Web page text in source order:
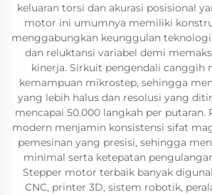
keluaran torsi dan akurasi posisional
motor ini umumnya memiliki
menggabungkan keunggulan
dan reluktansi variabel demi
kinerja. Sirkuit pengendali canggih
kemampuan mikrostep, sehingga
yang lebih halus dan resolusi yang
mencapai 50.000 langkah per putaran.
modern menjamin konsistensi sifat
pemesinan yang presisi, sehingga
minimal serta ketepatan
Stepper motor terbaik banyak
CNC, printer 3D, sistem robotik,